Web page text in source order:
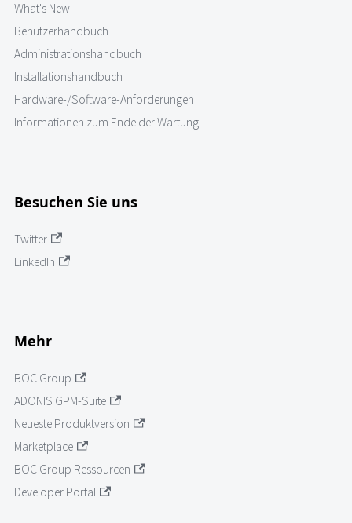
What's New
Benutzerhandbuch
Administrationshandbuch
Installationshandbuch
Hardware-/Software-Anforderungen
Informationen zum Ende der Wartung
Besuchen Sie uns
Twitter
LinkedIn
Mehr
BOC Group
ADONIS GPM-Suite
Neueste Produktversion
Marketplace
BOC Group Ressourcen
Developer Portal